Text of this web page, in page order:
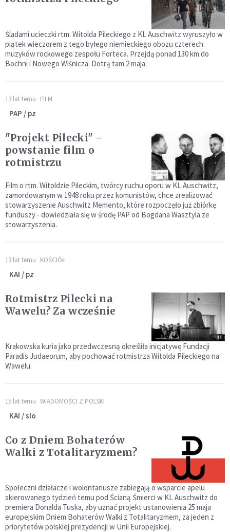
Śladami ucieczki rtm. Witolda Pileckiego z KL Auschwitz wyruszyło w
piątek wieczorem z tego byłego niemieckiego obozu czterech
muzyków rockowego zespołu Forteca. Przejdą ponad 130 km do
Bochni i Nowego Wiśnicza. Dotrą tam 2 maja.
13 lat temu FILM
PAP / pz
"Projekt Pilecki" -
powstanie film o
rotmistrzu
Film o rtm. Witoldzie Pileckim, twórcy ruchu oporu w KL Auschwitz,
zamordowanym w 1948 roku przez komunistów, chce zrealizować
stowarzyszenie Auschwitz Memento, które rozpoczęło już zbiórkę
funduszy - dowiedziała się w środę PAP od Bogdana Wasztyla ze
stowarzyszenia.
13 lat temu KOŚCIÓŁ
KAI / pz
Rotmistrz Pilecki na
Wawelu? Za wcześnie
Krakowska kuria jako przedwczesną określiła inicjatywę Fundacji
Paradis Judaeorum, aby pochować rotmistrza Witolda Pileckiego na
Wawelu.
15 lat temu WIADOMOŚCI Z POLSKI
KAI / slo
Co z Dniem Bohaterów
Walki z Totalitaryzmem?
Społeczni działacze i wolontariusze zabiegają o wsparcie apelu
skierowanego tydzień temu pod Ścianą Śmierci w KL Auschwitz do
premiera Donalda Tuska, aby uznać projekt ustanowienia 25 maja
europejskim Dniem Bohaterów Walki z Totalitaryzmem, za jeden z
priorytetów polskiej prezydencji w Unii Europejskiej.